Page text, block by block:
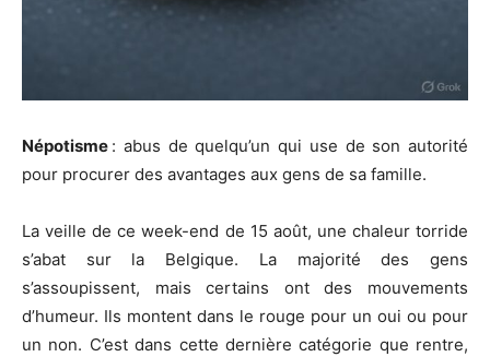
Népotisme : abus de quelqu’un qui use de son autorité
pour procurer des avantages aux gens de sa famille.
La veille de ce week-end de 15 août, une chaleur torride
s’abat sur la Belgique. La majorité des gens
s’assoupissent, mais certains ont des mouvements
d’humeur. Ils montent dans le rouge pour un oui ou pour
un non. C’est dans cette dernière catégorie que rentre,